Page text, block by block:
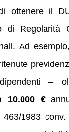
ottenere il
di Regolarità
Ad
–
10.000 €
1983